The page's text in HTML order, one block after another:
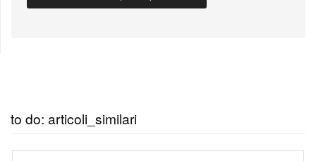
to do: articoli_similari